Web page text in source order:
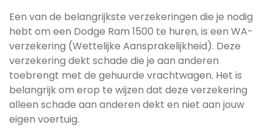
Een van de belangrijkste verzekeringen die je nodig
hebt om een Dodge Ram 1500 te huren, is een WA-
verzekering (Wettelijke Aansprakelijkheid). Deze
verzekering dekt schade die je aan anderen
toebrengt met de gehuurde vrachtwagen. Het is
belangrijk om erop te wijzen dat deze verzekering
alleen schade aan anderen dekt en niet aan jouw
eigen voertuig.